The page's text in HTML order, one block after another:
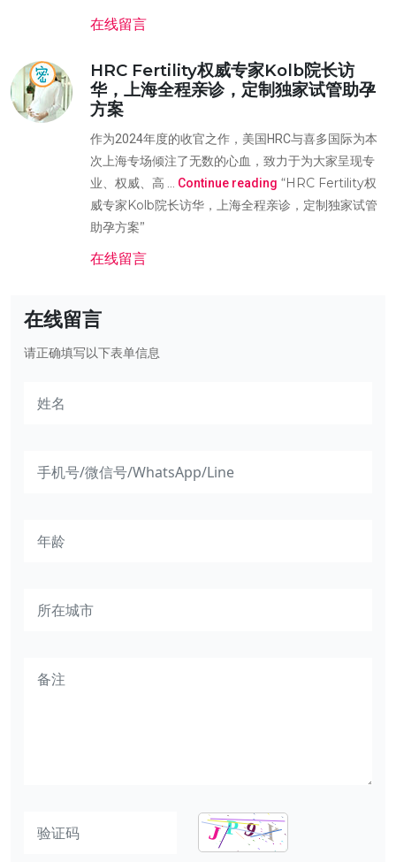
在线留言
HRC Fertility权威专家Kolb院长访
华，上海全程亲诊，定制独家试管助孕
方案
作为2024年度的收官之作，美国HRC与喜多国际为本
次上海专场倾注了无数的心血，致力于为大家呈现专
业、权威、高 … Continue reading “HRC Fertility权
威专家Kolb院长访华，上海全程亲诊，定制独家试管
助孕方案”
在线留言
在线留言
请正确填写以下表单信息